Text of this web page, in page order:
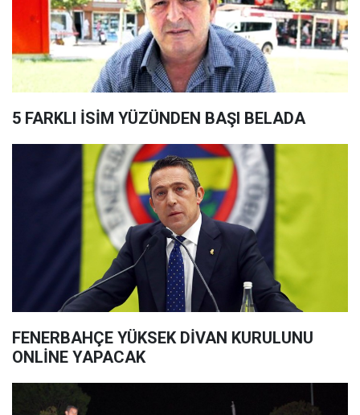
5 FARKLI İSİM YÜZÜNDEN BAŞI BELADA
FENERBAHÇE YÜKSEK DİVAN KURULUNU
ONLİNE YAPACAK